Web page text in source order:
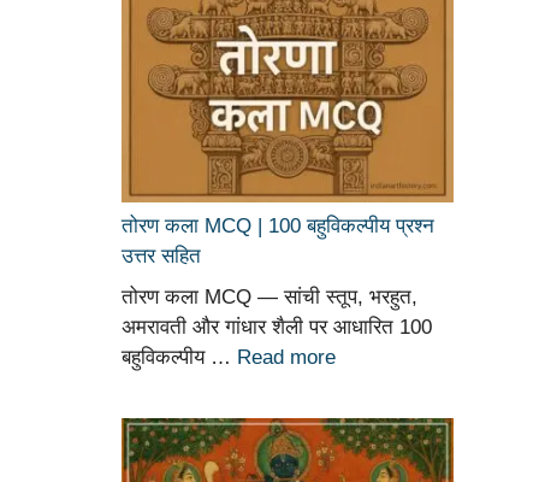
तोरण कला MCQ | 100 बहुविकल्पीय प्रश्न
उत्तर सहित
तोरण कला MCQ — सांची स्तूप, भरहुत,
अमरावती और गांधार शैली पर आधारित 100
बहुविकल्पीय … Read more